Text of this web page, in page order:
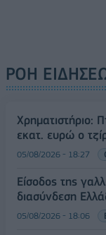
ΡΟΗ
εκατ. ευρώ ο
05/08/2026 - 18:27
Είσοδος της
διασύνδεση
05/08/2026 - 18:06